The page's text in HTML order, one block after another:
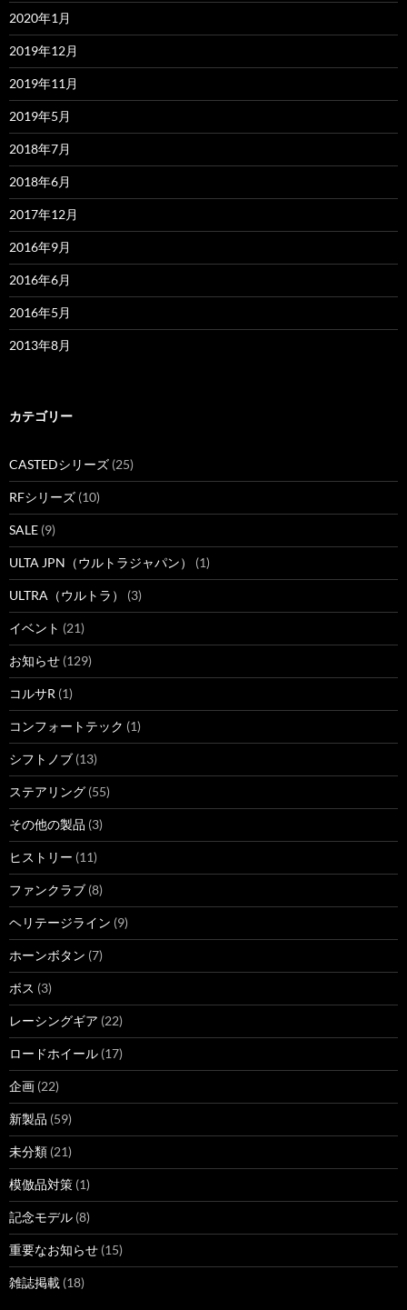
2020年1月
2019年12月
2019年11月
2019年5月
2018年7月
2018年6月
2017年12月
2016年9月
2016年6月
2016年5月
2013年8月
カテゴリー
CASTEDシリーズ (25)
RFシリーズ (10)
SALE (9)
ULTA JPN（ウルトラジャパン） (1)
ULTRA（ウルトラ） (3)
イベント (21)
お知らせ (129)
コルサR (1)
コンフォートテック (1)
シフトノブ (13)
ステアリング (55)
その他の製品 (3)
ヒストリー (11)
ファンクラブ (8)
ヘリテージライン (9)
ホーンボタン (7)
ボス (3)
レーシングギア (22)
ロードホイール (17)
企画 (22)
新製品 (59)
未分類 (21)
模倣品対策 (1)
記念モデル (8)
重要なお知らせ (15)
雑誌掲載 (18)